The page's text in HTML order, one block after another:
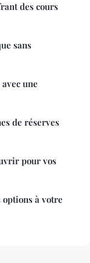
des cours
sans
une
de réserves
pour vos
à votre